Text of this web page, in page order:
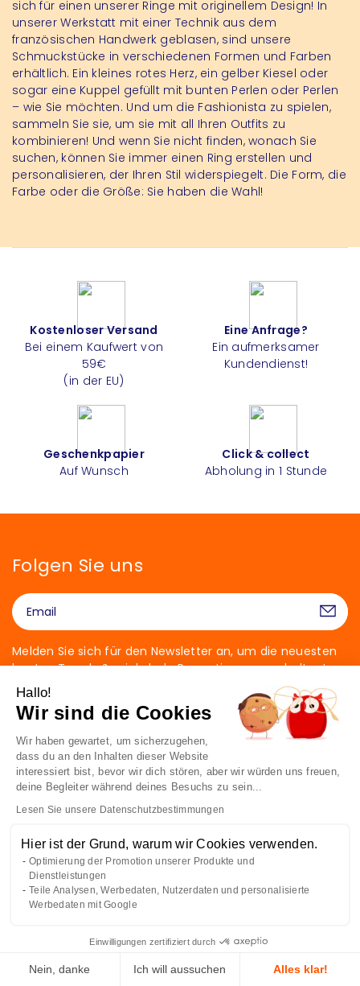
sich für einen unserer Ringe mit originellem Design! In
unserer Werkstatt mit einer Technik aus dem
französischen Handwerk geblasen, sind unsere
Schmuckstücke in verschiedenen Formen und Farben
erhältlich. Ein kleines rotes Herz, ein gelber Kiesel oder
sogar eine Kuppel gefüllt mit bunten Perlen oder Perlen
– wie Sie möchten. Und um die Fashionista zu spielen,
sammeln Sie sie, um sie mit all Ihren Outfits zu
kombinieren! Und wenn Sie nicht finden, wonach Sie
suchen, können Sie immer einen Ring erstellen und
personalisieren, der Ihren Stil widerspiegelt. Die Form, die
Farbe oder die Größe: Sie haben die Wahl!
Kostenloser Versand
Bei einem Kaufwert von
59€
(in der EU)
Eine Anfrage?
Ein aufmerksamer
Kundendienst!
Geschenkpapier
Auf Wunsch
Click & collect
Abholung in 1 Stunde
Folgen Sie uns
Melden Sie sich für den Newsletter an, um die neuesten
bunten Trends & prickelnde Promotionen zu erhalten!
41 av. de l’agent Sarre
92700 Colombes
France
Kontakt
Hallo!
Wir sind die Cookies
Wir haben gewartet, um sicherzugehen,
dass du an den Inhalten dieser Website
interessiert bist, bevor wir dich stören, aber wir würden uns freuen,
deine Begleiter während deines Besuchs zu sein...
Lesen Sie unsere Datenschutzbestimmungen
Hier ist der Grund, warum wir Cookies verwenden.
Optimierung der Promotion unserer Produkte und
Dienstleistungen
Teile Analysen, Werbedaten, Nutzerdaten und personalisierte
Werbedaten mit Google
Einwilligungen zertifiziert durch
Nein, danke Ich will aussuchen Alles klar!